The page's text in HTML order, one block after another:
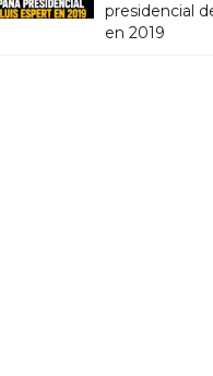
presidencial
en 2019